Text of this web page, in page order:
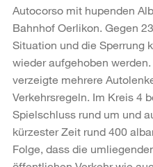
Autocorso mit hupenden
Bahnhof Oerlikon. Gegen
Situation und die Sperrung
wieder aufgehoben
verzeigte mehrere
Verkehrsregeln. Im Kreis 4
Spielschluss rund um und
kürzester Zeit rund 400
Folge, dass die